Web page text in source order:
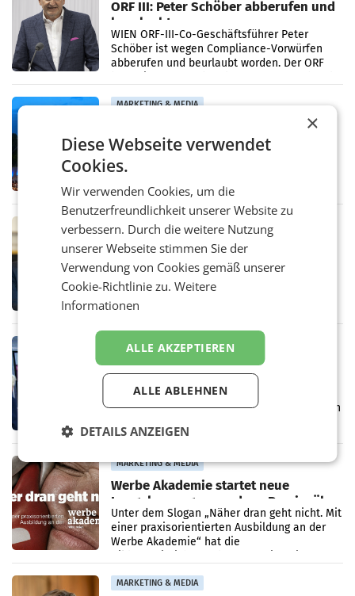
ORF III: Peter Schöber abberufen und
beurlaubt
WIEN ORF-III-Co-Geschäftsführer Peter
Schöber ist wegen Compliance-Vorwürfen
abberufen und beurlaubt worden. Der ORF
MARKETING & MEDIA
ORF-Kulturmatinee widmet sich 20
Jahren Grafenegg Festival und Peter
Am Sonntag, dem 9. August 2026, begleitet
Lillian Moschen das Publikum ab 9.05 Uhr
durch die ORF-„Kulturmatinee“. Die Sendung
startet mit der Dokumentation „20 Jahre
Grafenegg
MARKETING & MEDIA
APA-Comm-Ranking: Christian
Stocker mit höchster Medienpräsenz
im Juli
Das APA-Comm-Politik-Ranking untersucht
monatlich die Berichterstattung von zwölf
österreichischen Tageszeitungen und
MARKETING & MEDIA
Prozess zu Warner-Übernahme erst
LOS ANGELES Die geplante Übernahme des
Hollywood-Urgesteins Warner Brothers durch
der Schwebe bleiben. Eine Richterin setzte
MARKETING & MEDIA
Werbe Akademie startet neue
Imagekampagne rund um Praxisnähe
Unter dem Slogan „Näher dran geht nicht. Mit
einer praxisorientierten Ausbildung an der
Werbe Akademie“ hat die
MARKETING & MEDIA
×
Diese Webseite verwendet
Cookies.
Wir verwenden Cookies, um die
Benutzerfreundlichkeit unserer Website zu
verbessern. Durch die weitere Nutzung
unserer Webseite stimmen Sie der
Verwendung von Cookies gemäß unserer
Cookie-Richtlinie zu.Weitere
Informationen
ALLE AKZEPTIEREN
ALLE ABLEHNEN
DETAILS ANZEIGEN